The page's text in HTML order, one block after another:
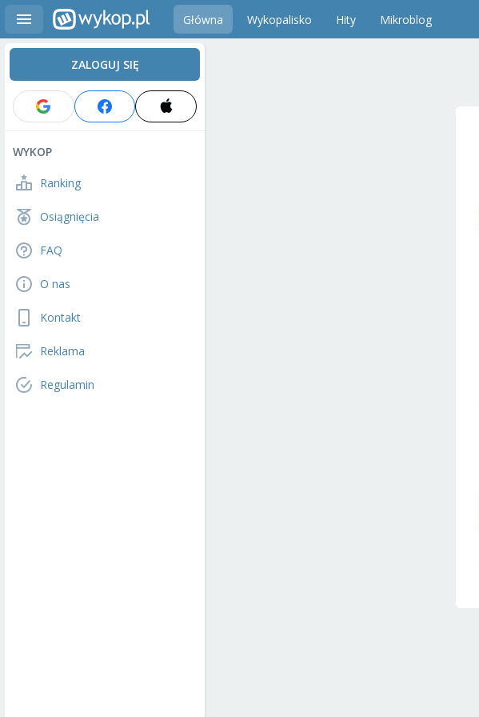
Główna Wykopalisko Hity Mikroblog
ZALOGUJ SIĘ
WYKOP
Ranking
Osiągnięcia
FAQ
O nas
Kontakt
Reklama
Regulamin